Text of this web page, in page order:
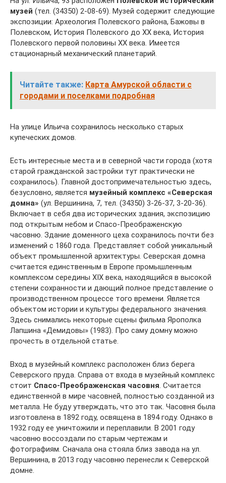
музей (тел. (34350) 2-08-69). Музей содержит следующие
экспозиции: Археология Полевского района, Бажовы в
Полевском, История Полевского до XX века, История
Полевского первой половины XX века. Имеется
стационарный механический планетарий.
Читайте также: Карта Амурской области с
городами и поселками подробная
На улице Ильича сохранилось несколько старых
купеческих домов.
Есть интересные места и в северной части города (хотя
старой гражданской застройки тут практически не
сохранилось). Главной достопримечательностью здесь,
безусловно, является музейный комплекс «Северская
домна» (ул. Вершинина, 7, тел. (34350) 3-26-37, 3-20-36).
Включает в себя два исторических здания, экспозицию
под открытым небом и Спасо-Преображенскую
часовню. Здание доменного цеха сохранилось почти без
изменений с 1860 года. Представляет собой уникальный
объект промышленной архитектуры. Северская домна
считается единственным в Европе промышленным
комплексом середины XIX века, находящийся в высокой
степени сохранности и дающий полное представление о
производственном процессе того времени. Является
объектом истории и культуры федерального значения.
Здесь снимались некоторые сцены фильма Ярополка
Лапшина «Демидовы» (1983). Про саму домну можно
прочесть в отдельной статье.
Вход в музейный комплекс расположен близ берега
Северского пруда. Справа от входа в музейный комплекс
стоит Спасо-Преображенская часовня. Считается
единственной в мире часовней, полностью созданной из
металла. Не буду утверждать, что это так. Часовня была
изготовлена в 1892 году, освящена в 1894 году. Однако в
1932 году ее уничтожили и переплавили. В 2001 году
часовню воссоздали по старым чертежам и
фотографиям. Сначала она стояла близ завода на ул.
Вершинина, в 2013 году часовню перенесли к Северской
домне.